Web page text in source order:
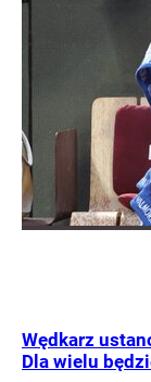
Wędkarz
Dla wielu